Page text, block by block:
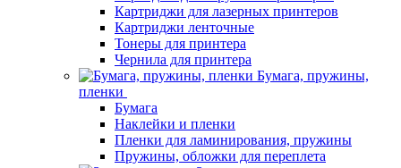
Картриджи для лазерных принтеров
Картриджи ленточные
Тонеры для принтера
Чернила для принтера
Бумага, пружины,
пленки
Бумага
Наклейки и пленки
Пленки для ламинирования, пружины
Пружины, обложки для переплета